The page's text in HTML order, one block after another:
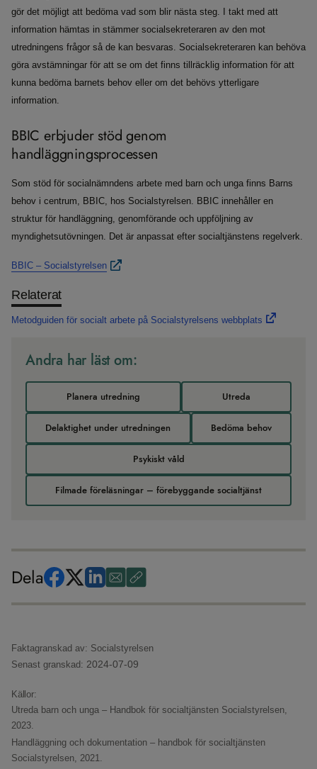
gör det möjligt att bedöma vad som blir nästa steg. I takt med att
information hämtas in stämmer socialsekreteraren av den mot
utredningens frågor så de kan besvaras. Socialsekreteraren kan behöva
göra avstämningar för att se om det finns tillräcklig information för att
kunna bedöma barnets behov eller om det behövs ytterligare
information.
BBIC erbjuder stöd genom
handläggningsprocessen
Som stöd för socialnämndens arbete med barn och unga finns Barns
behov i centrum, BBIC, hos Socialstyrelsen. BBIC innehåller en
struktur för handläggning, genomförande och uppföljning av
myndighetsutövningen. Det är anpassat efter socialtjänstens regelverk.
BBIC – Socialstyrelsen
Relaterat
Metodguiden för socialt arbete på Socialstyrelsens webbplats
Andra har läst om:
Planera utredning Utreda
Delaktighet under utredningen Bedöma behov
Psykiskt våld
Filmade föreläsningar – förebyggande socialtjänst
Dela
Faktagranskad av: Socialstyrelsen
Senast granskad: 2024-07-09
Källor:
Utreda barn och unga – Handbok för socialtjänsten Socialstyrelsen,
2023.
Handläggning och dokumentation – handbok för socialtjänsten
Socialstyrelsen, 2021.